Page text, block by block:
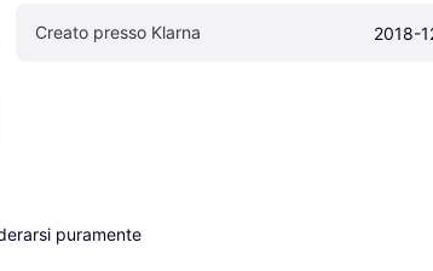
Creato presso Klarna 2018-
puramente